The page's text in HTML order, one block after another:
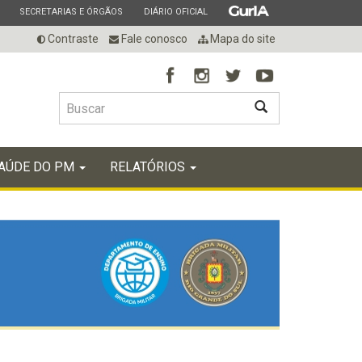
ESTADO
SECRETARIAS E ÓRGÃOS ESTADO
DIÁRIO OFICIAL ESTADO
Contraste Fale conosco Mapa do site
BUSCAR
DO PM RELATÓRIOS